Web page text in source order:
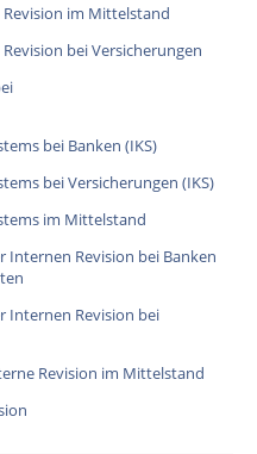
im Mittelstand
bei Versicherungen
bei Banken (IKS)
bei Versicherungen (IKS)
im Mittelstand
Internen Revision bei Banken
Internen Revision bei
Revision im Mittelstand